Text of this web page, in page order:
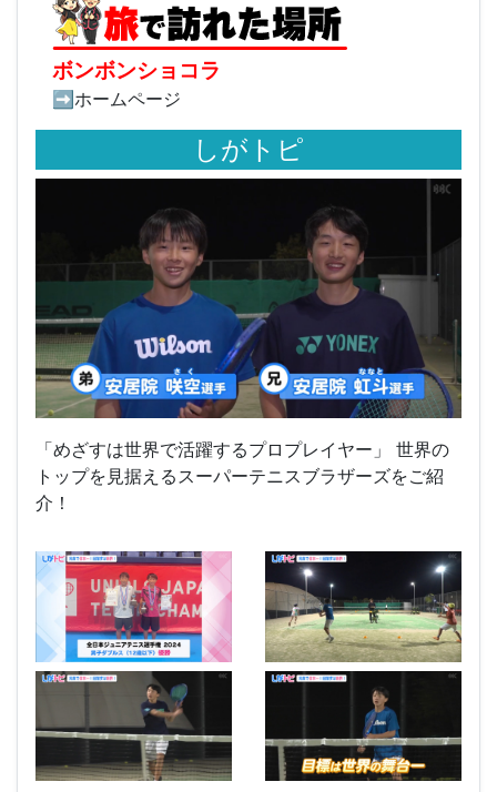
ボンボンショコラ
➡ホームページ
しがトピ
「めざすは世界で活躍するプロプレイヤー」 世界の
トップを見据えるスーパーテニスブラザーズをご紹
介！